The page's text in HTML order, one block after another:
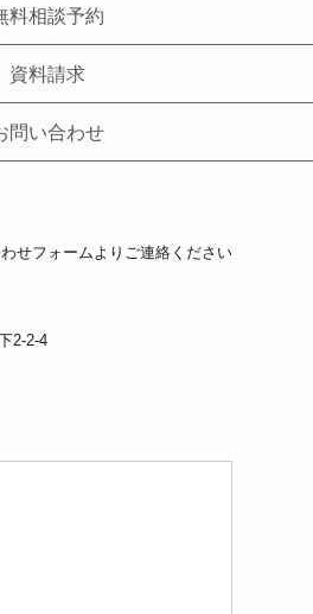
料相談予約
資料請求
問い合わせ
せフォームよりご連絡ください
2-2-4